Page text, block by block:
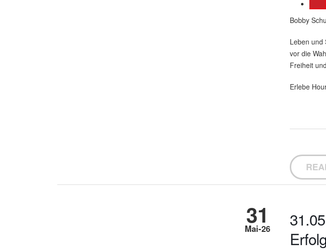
Bobby
Leben und
vor die
Freiheit
Erlebe
31
Mai-26
Erfolg